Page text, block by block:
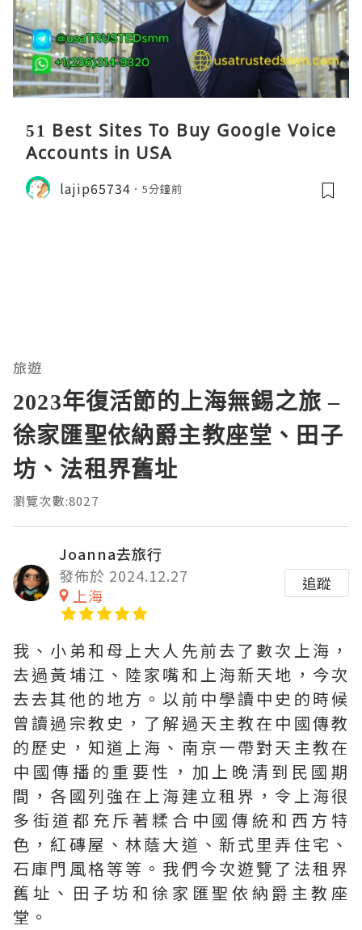
51 Best Sites To Buy Google Voice
Accounts in USA
lajip65734 5分鐘前
旅遊
2023年復活節的上海無錫之旅 –
徐家匯聖依納爵主教座堂、田子
坊、法租界舊址
瀏覽次數:8027
Joanna去旅行
發佈於 2024.12.27
上海
追蹤
我、小弟和母上大人先前去了數次上海，
去過黃埔江、陸家嘴和上海新天地，今次
去去其他的地方。以前中學讀中史的時候
曾讀過宗教史，了解過天主教在中國傳教
的歷史，知道上海、南京一帶對天主教在
中國傳播的重要性，加上晚清到民國期
間，各國列強在上海建立租界，令上海很
多街道都充斥著糅合中國傳統和西方特
色，紅磚屋、林蔭大道、新式里弄住宅、
石庫門風格等等。我們今次遊覽了法租界
舊址、田子坊和徐家匯聖依納爵主教座
堂。